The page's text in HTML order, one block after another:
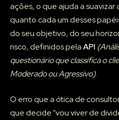
ações, o que ajuda a
quanto cada um desses
do seu objetivo, do seu
risco, definidos pelaAPI
questionário que classifica o
Moderado ou Agressivo).
O erro que a ótica de
que decide "vou viver de